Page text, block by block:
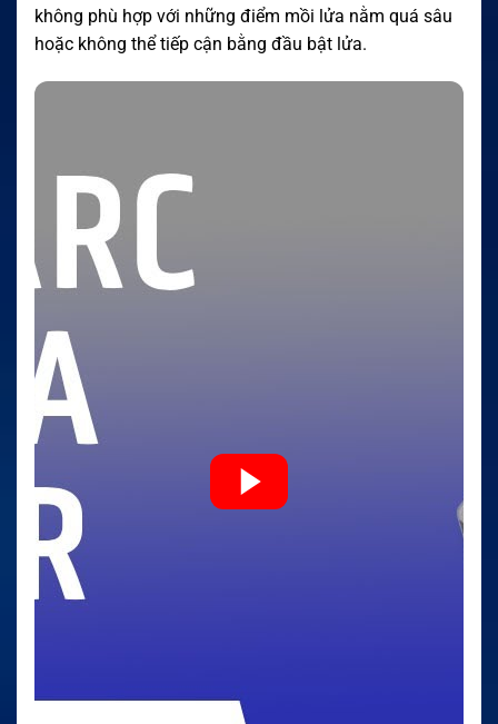
không phù hợp với những điểm mồi lửa nằm quá sâu
hoặc không thể tiếp cận bằng đầu bật lửa.